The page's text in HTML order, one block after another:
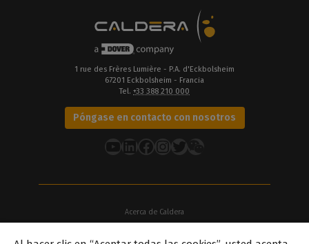
1 rue des Frères Lumière - P.A. d'Eckbolsheim
67201 Eckbolsheim - Francia
Tel. +33 388 210 000
Póngase en contacto con nosotros
YouTube
LinkedIn
Facebook
Instagram
Twitter
Acerca de Caldera